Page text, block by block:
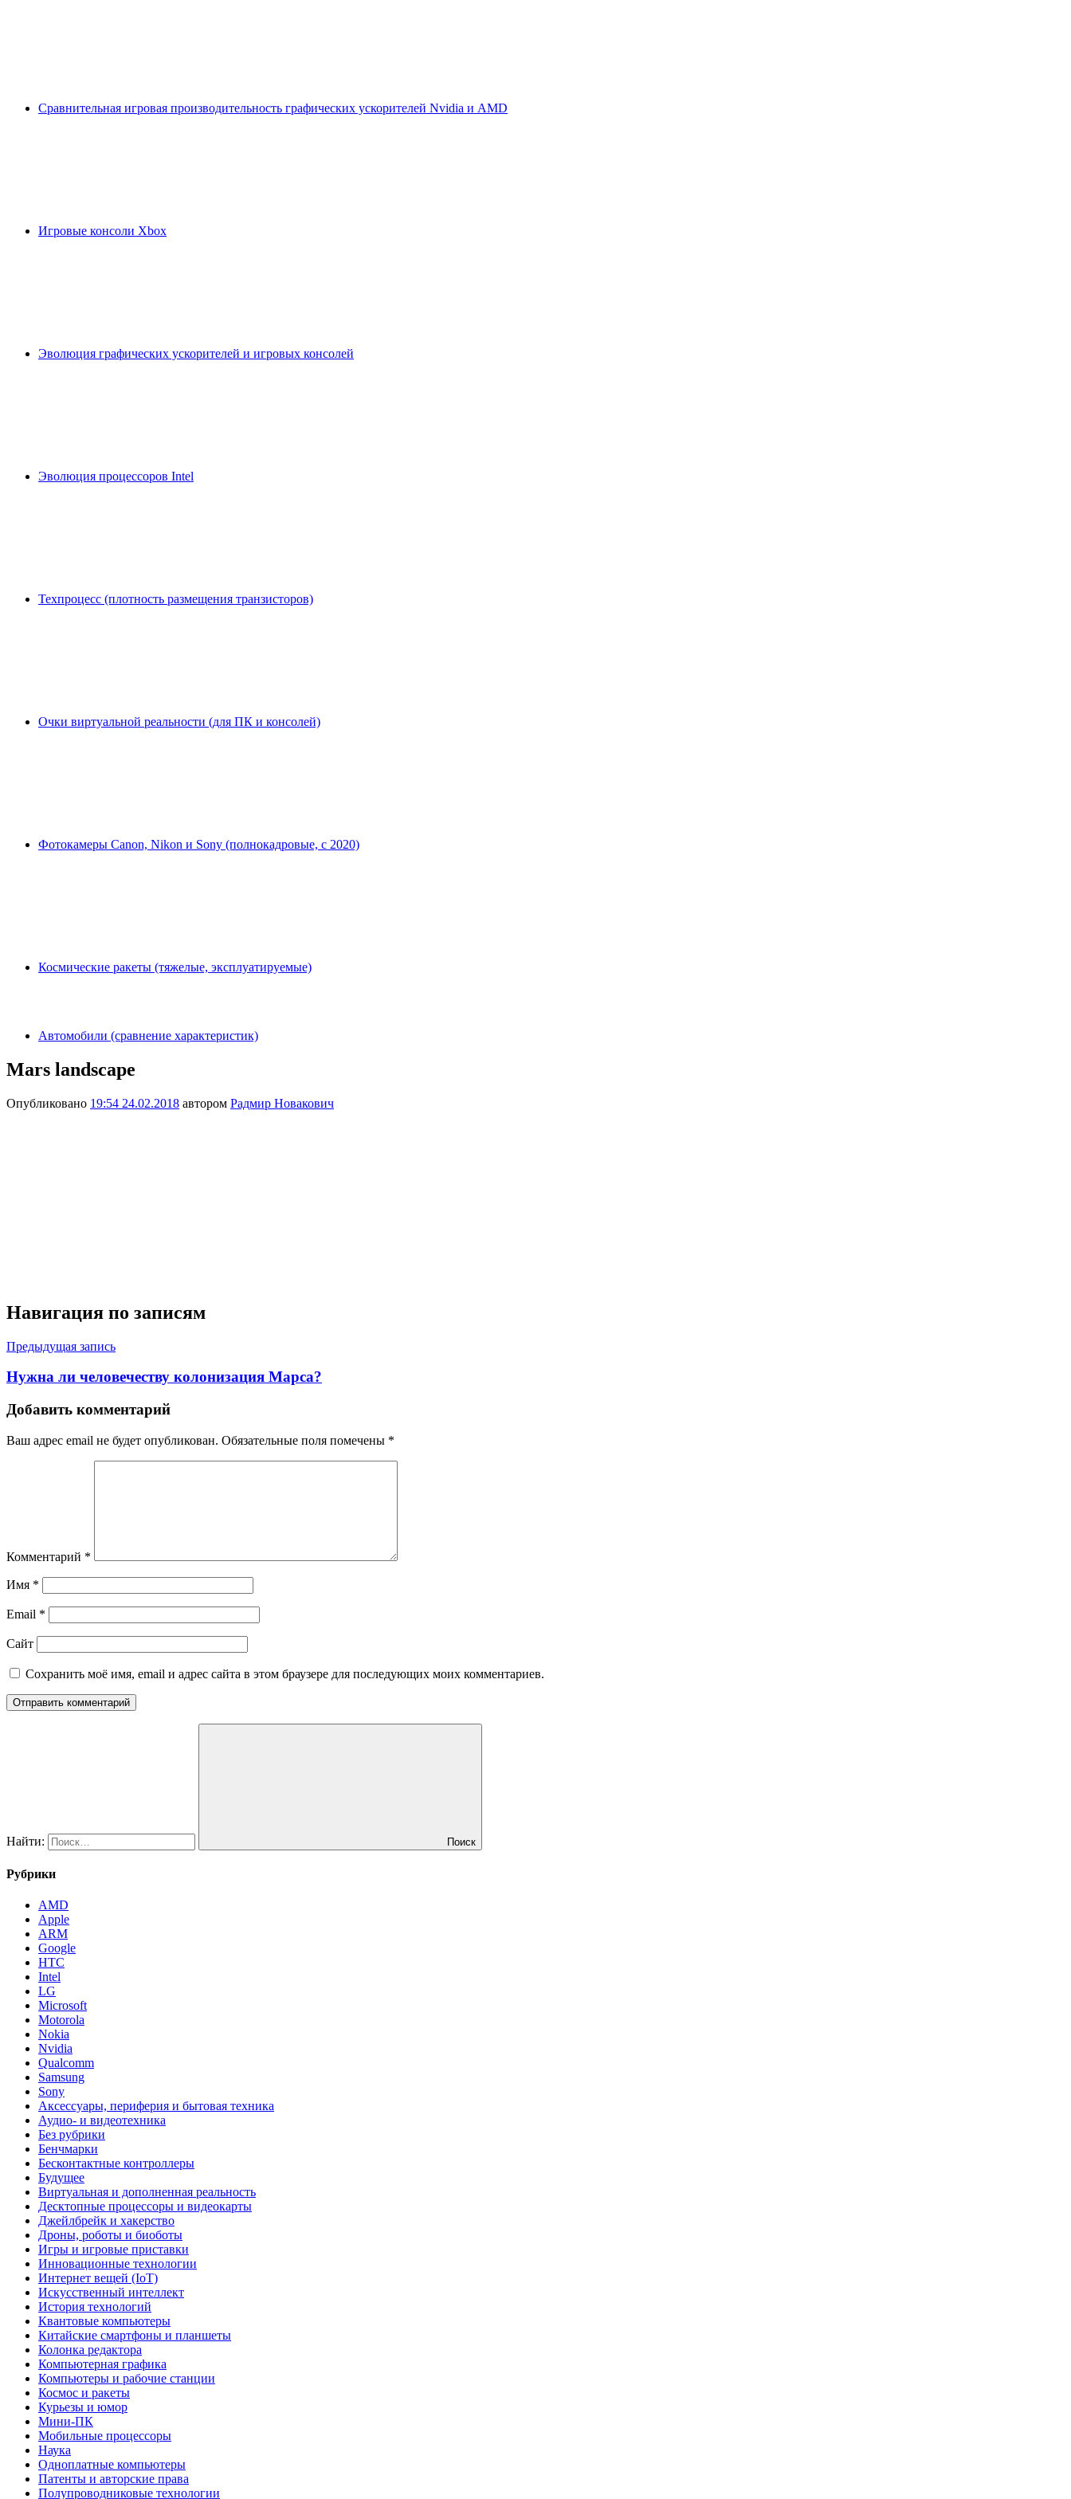
Сравнительная игровая производительность графических ускорителей Nvidia и AMD
Игровые консоли Xbox
Эволюция графических ускорителей и игровых консолей
Эволюция процессоров Intel
Техпроцесс (плотность размещения транзисторов)
Очки виртуальной реальности (для ПК и консолей)
Фотокамеры Canon, Nikon и Sony (полнокадровые, с 2020)
Космические ракеты (тяжелые, эксплуатируемые)
Автомобили (сравнение характеристик)
Mars landscape
Опубликовано 19:54 24.02.2018 автором Радмир Новакович
Навигация по записям
Предыдущая запись
Нужна ли человечеству колонизация Марса?
Добавить комментарий
Ваш адрес email не будет опубликован. Обязательные поля помечены *
Комментарий *
Имя *
Email *
Сайт
Сохранить моё имя, email и адрес сайта в этом браузере для последующих моих комментариев.
Найти: Поиск
Рубрики
AMD
Apple
ARM
Google
HTC
Intel
LG
Microsoft
Motorola
Nokia
Nvidia
Qualcomm
Samsung
Sony
Аксессуары, периферия и бытовая техника
Аудио- и видеотехника
Без рубрики
Бенчмарки
Бесконтактные контроллеры
Будущее
Виртуальная и дополненная реальность
Десктопные процессоры и видеокарты
Джейлбрейк и хакерство
Дроны, роботы и биоботы
Игры и игровые приставки
Инновационные технологии
Интернет вещей (IoT)
Искусственный интеллект
История технологий
Квантовые компьютеры
Китайские смартфоны и планшеты
Колонка редактора
Компьютерная графика
Компьютеры и рабочие станции
Космос и ракеты
Курьезы и юмор
Мини-ПК
Мобильные процессоры
Наука
Одноплатные компьютеры
Патенты и авторские права
Полупроводниковые технологии